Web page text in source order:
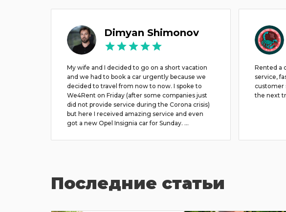
Dimyan Shimonov
My wife and I decided to go on a short vacation
and we had to book a car urgently because we
decided to travel from now to now. I spoke to
We4Rent on Friday (after some companies just
did not provide service during the Corona crisis)
but here I received amazing service and even
got a new Opel Insignia car for Sunday. ...
Rented a
service,
customer
the next
Последние статьи